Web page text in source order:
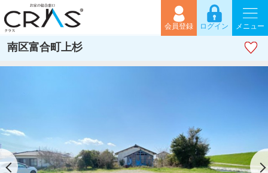
会員登録 ログイン メニュー
南区富合町上杉